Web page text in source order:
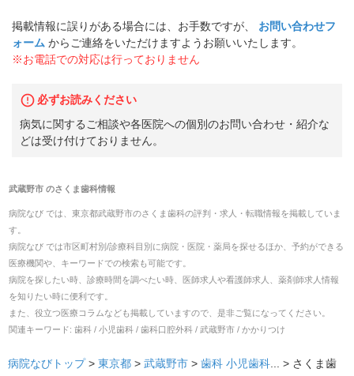
掲載情報に誤りがある場合には、お手数ですが、
お問い合わせフ
ォーム からご連絡をいただけますようお願いいたします。
※お電話での対応は行っておりません
必ずお読みください
病気に関するご相談や各医院への個別のお問い合わせ・紹介な
どは受け付けておりません。
武蔵野市のさくま歯科情報
病院なび では、 東京都武蔵野市のさくま歯科の評判・求人・転職情報を掲載していま
す。
病院なび では市区町村別/診療科目別に病院・医院・薬局を探せるほか、予約ができる
医療機関や、キーワードでの検索も可能です。
病院を探したい時、診療時間を調べたい時、医師求人や看護師求人、薬剤師求人情報
を知りたい時に便利です。
また、役立つ医療コラムなども掲載していますので、是非ご覧になってください。
関連キーワード: 歯科 / 小児歯科 / 歯科口腔外科 / 武蔵野市 / かかりつけ
病院なびトップ > 東京都 > 武蔵野市 > 歯科 小児歯科... > さくま歯